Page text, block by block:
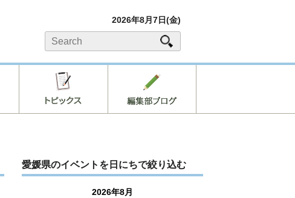
2026年8月7日(金)
愛媛県のイベントを日にちで絞り込む
2026年8月